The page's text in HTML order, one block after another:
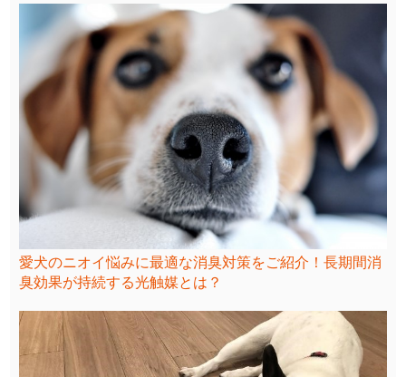
愛犬のニオイ悩みに最適な消臭対策をご紹介！長期間消
臭効果が持続する光触媒とは？